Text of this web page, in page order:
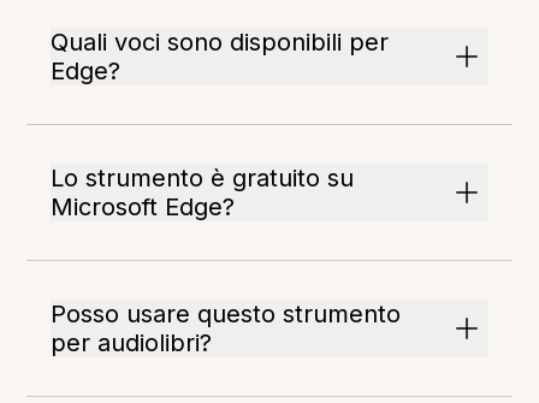
Quali voci sono disponibili per
Edge?
Lo strumento è gratuito su
Microsoft Edge?
Posso usare questo strumento
per audiolibri?